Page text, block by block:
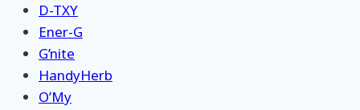
D-TXY
Ener-G
G’nite
HandyHerb
O’My